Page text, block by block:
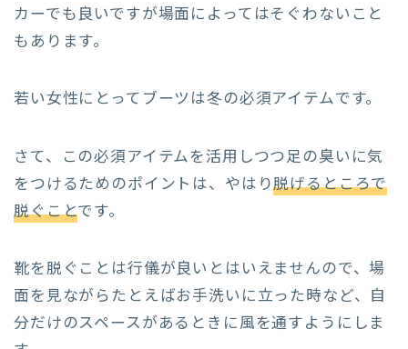
カーでも良いですが場面によってはそぐわないこと
もあります。
若い女性にとってブーツは冬の必須アイテムです。
さて、この必須アイテムを活用しつつ足の臭いに気
をつけるためのポイントは、やはり脱げるところで
脱ぐことです。
靴を脱ぐことは行儀が良いとはいえませんので、場
面を見ながらたとえばお手洗いに立った時など、自
分だけのスペースがあるときに風を通すようにしま